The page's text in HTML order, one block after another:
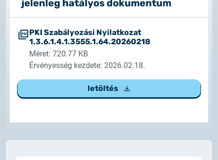
2026.03.27.
Fontos tájékoztató – Certum tanúsítványok
2026.03.20.
Tájékoztatás algoritmusváltásról
2026.03.06.
Ügyfélkommunikáció
Tájékoztatás tanúsítványigénylésről
jelenleg hatályos dokumentum
PKI Szabályozási Nyilatkozat
1.3.6.1.4.1.3555.1.64.20260218
Méret: 720.77 KB
Érvényesség kezdete: 2026.02.18.
letöltés